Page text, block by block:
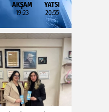
AKŞAM
19:23
YATSI
20:55